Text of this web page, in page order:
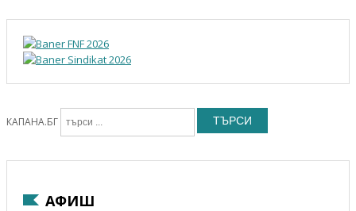
КАПАНА.БГ ТЪРСИ
АФИШ